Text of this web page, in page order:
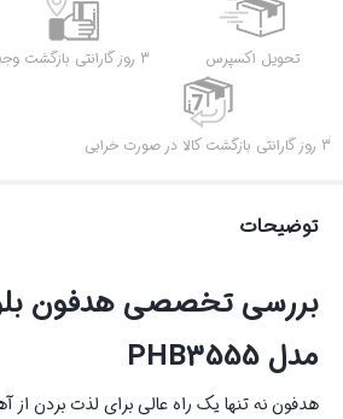
تحویل اکسپرس 3 روز گارانتی بازگشت وجه
3 روز گارانتی بازگشت کالا در صورت خرابی
توضیحات
بررسی تخصصی هدفون
مدل PHB3555
هدفون نه تنها یک راه عالی برای لذت بردن از